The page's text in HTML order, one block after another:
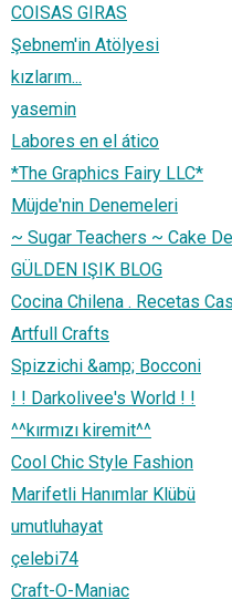
COISAS GIRAS
Şebnem'in Atölyesi
kızlarım...
yasemin
Labores en el ático
*The Graphics Fairy LLC*
Müjde'nin Denemeleri
~ Sugar Teachers ~ Cake
GÜLDEN IŞIK BLOG
Cocina Chilena . Recetas
Artfull Crafts
Spizzichi &amp; Bocconi
! ! Darkolivee's World ! !
^^kırmızı kiremit^^
Cool Chic Style Fashion
Marifetli Hanımlar Klübü
umutluhayat
çelebi74
Craft-O-Maniac